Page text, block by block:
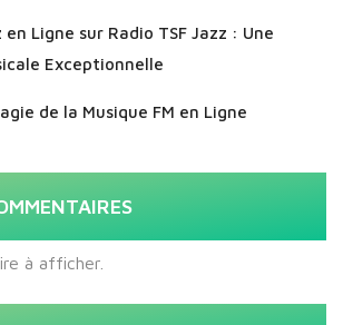
Ligne sur Radio TSF Jazz : Une
Exceptionnelle
de la Musique FM en Ligne
à afficher.